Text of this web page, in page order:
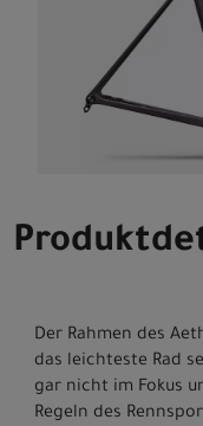
Der Rahmen des
das leichteste Rad
gar nicht im Fokus
Regeln des